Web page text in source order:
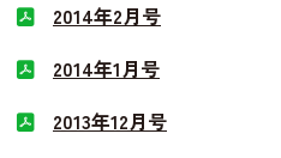
2014年2月号
2014年1月号
2013年12月号